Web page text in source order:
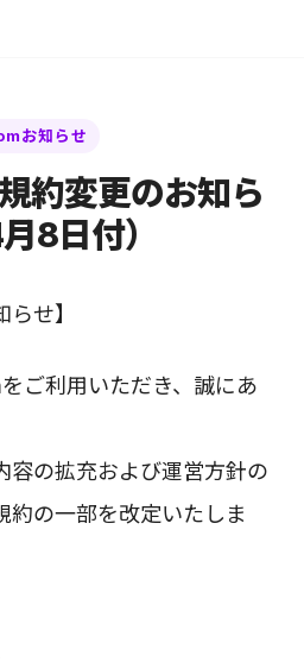
お知らせ
約変更のお知ら
8日付）
らせ】
ご利用いただき、誠にあ
容の拡充および運営方針の
約の一部を改定いたしま